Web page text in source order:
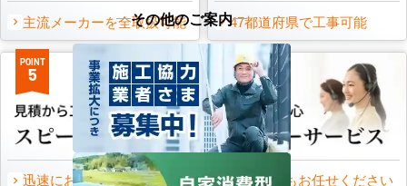
主流メーカーを全取扱可能 47都道府県で工事可能
POINT
5
迅速にお届け出来る理由
POINT
6
万一の時もお任せください
その他のご案内